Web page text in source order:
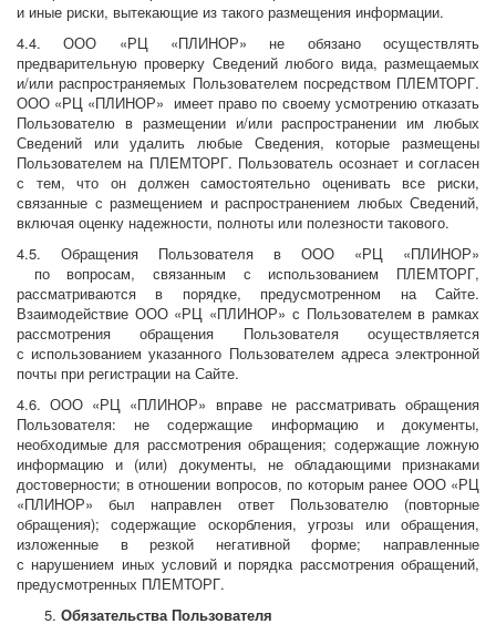
и иные риски, вытекающие из такого размещения информации.
4.4. ООО «РЦ «ПЛИНОР» не обязано осуществлять
предварительную проверку Сведений любого вида, размещаемых
и/или распространяемых Пользователем посредством ПЛЕМТОРГ.
ООО «РЦ «ПЛИНОР» имеет право по своему усмотрению отказать
Пользователю в размещении и/или распространении им любых
Сведений или удалить любые Сведения, которые размещены
Пользователем на ПЛЕМТОРГ. Пользователь осознает и согласен
с тем, что он должен самостоятельно оценивать все риски,
связанные с размещением и распространением любых Сведений,
включая оценку надежности, полноты или полезности такового.
4.5. Обращения Пользователя в ООО «РЦ «ПЛИНОР»
по вопросам, связанным с использованием ПЛЕМТОРГ,
рассматриваются в порядке, предусмотренном на Сайте.
Взаимодействие ООО «РЦ «ПЛИНОР» с Пользователем в рамках
рассмотрения обращения Пользователя осуществляется
с использованием указанного Пользователем адреса электронной
почты при регистрации на Сайте.
4.6. ООО «РЦ «ПЛИНОР» вправе не рассматривать обращения
Пользователя: не содержащие информацию и документы,
необходимые для рассмотрения обращения; содержащие ложную
информацию и (или) документы, не обладающими признаками
достоверности; в отношении вопросов, по которым ранее ООО «РЦ
«ПЛИНОР» был направлен ответ Пользователю (повторные
обращения); содержащие оскорбления, угрозы или обращения,
изложенные в резкой негативной форме; направленные
с нарушением иных условий и порядка рассмотрения обращений,
предусмотренных ПЛЕМТОРГ.
Обязательства Пользователя